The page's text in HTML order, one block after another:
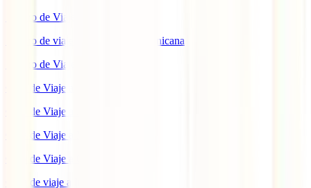
Seguro de Viaje a China
Seguro de viaje a República Dominicana
Seguro de Viaje a Colombia
Guía de Viaje a Estados Unidos
Guía de Viaje a México
Guía de Viaje a Marruecos
Guía de Viaje a Cuba
Guía de viaje a Indonesia